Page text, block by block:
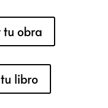
tu obra
libro